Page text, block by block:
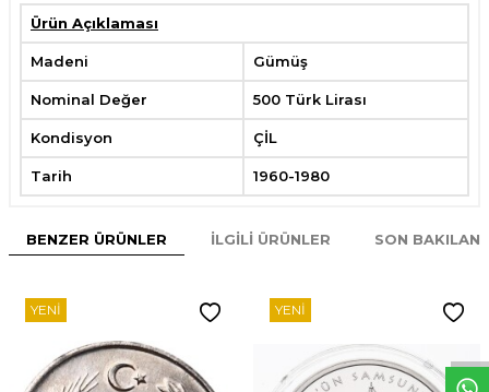
W
h
t
s
p
p
D
e
s
e
H
a
t
t
Ürün Açıklaması
Madeni Gümüş
Nominal Değer 500 Türk Lirası
Kondisyon ÇİL
Tarih 1960-1980
BENZER ÜRÜNLER İLGILI ÜRÜNLER SON
YENI YENI